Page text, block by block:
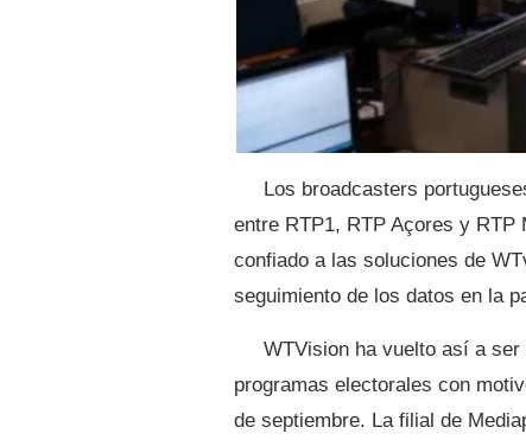
Los broadcasters
entre RTP1, RTP Açores y
confiado a las soluciones de
seguimiento de los datos en la
WTVision ha vuelto así a
programas electorales con
de septiembre. La filial de